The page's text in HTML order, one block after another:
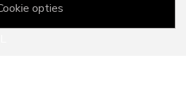
cookie opties